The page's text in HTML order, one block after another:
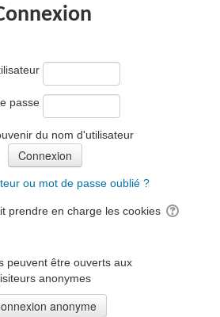
passe
du nom d'utilisateur
ou mot de passe oublié ?
prendre en charge les cookies
peuvent être ouverts aux
anonymes